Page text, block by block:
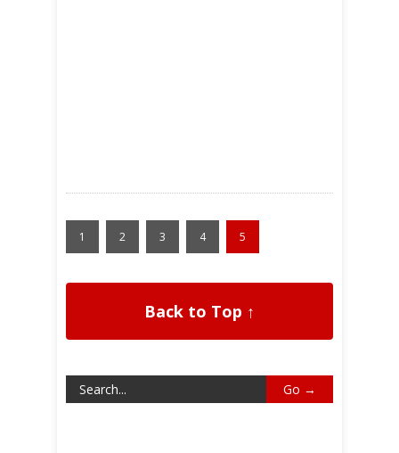
1 2 3 4 5
Back to Top ↑